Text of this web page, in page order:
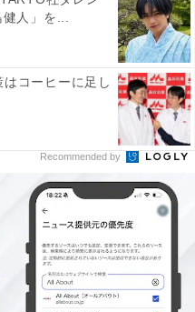
偏差値が高いナンバース
奈川県）、「難関大学へ
肢を広げてくれる実力校
20代女性／東京都）とい
者。SNSトレンドやSEO
・カルチャー・エンタ
京都出身。居酒屋巡りと
人」を...
コーヒーに足し
Recommended by